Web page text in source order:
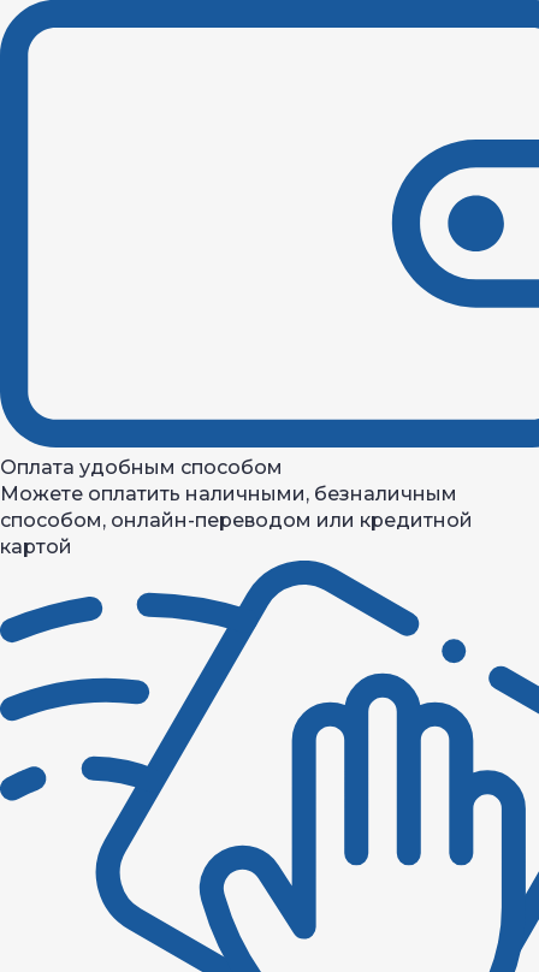
Оплата удобным способом
Можете оплатить наличными, безналичным
способом, онлайн-переводом или кредитной
картой